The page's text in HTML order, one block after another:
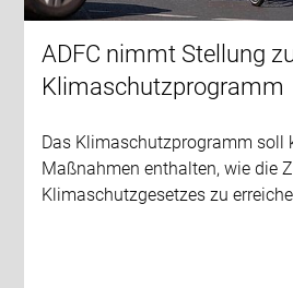
ADFC nimmt Stellung
Klimaschutzprogramm
Das Klimaschutzprogramm soll
Maßnahmen enthalten, wie die
Klimaschutzgesetzes zu